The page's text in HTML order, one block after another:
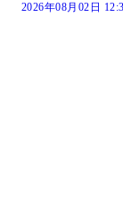
2026年08月02日